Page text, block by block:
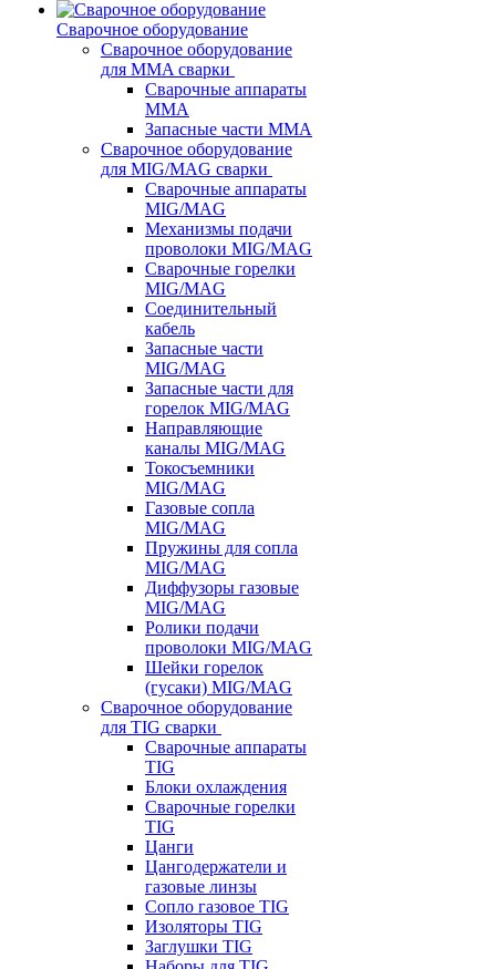
Сварочное оборудование
Сварочное оборудование
для MMA сварки
Сварочные аппараты
MMA
Запасные части MMA
Сварочное оборудование
для MIG/MAG сварки
Сварочные аппараты
MIG/MAG
Механизмы подачи
проволоки MIG/MAG
Сварочные горелки
MIG/MAG
Соединительный
кабель
Запасные части
MIG/MAG
Запасные части для
горелок MIG/MAG
Направляющие
каналы MIG/MAG
Токосъемники
MIG/MAG
Газовые сопла
MIG/MAG
Пружины для сопла
MIG/MAG
Диффузоры газовые
MIG/MAG
Ролики подачи
проволоки MIG/MAG
Шейки горелок
(гусаки) MIG/MAG
Сварочное оборудование
для TIG сварки
Сварочные аппараты
TIG
Блоки охлаждения
Сварочные горелки
TIG
Цанги
Цангодержатели и
газовые линзы
Сопло газовое TIG
Изоляторы TIG
Заглушки TIG